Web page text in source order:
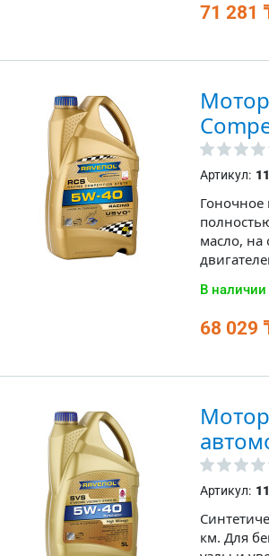
71 281
Артикул:
Гоночное
масло, на
В наличии
68 029
Артикул:
км. Для